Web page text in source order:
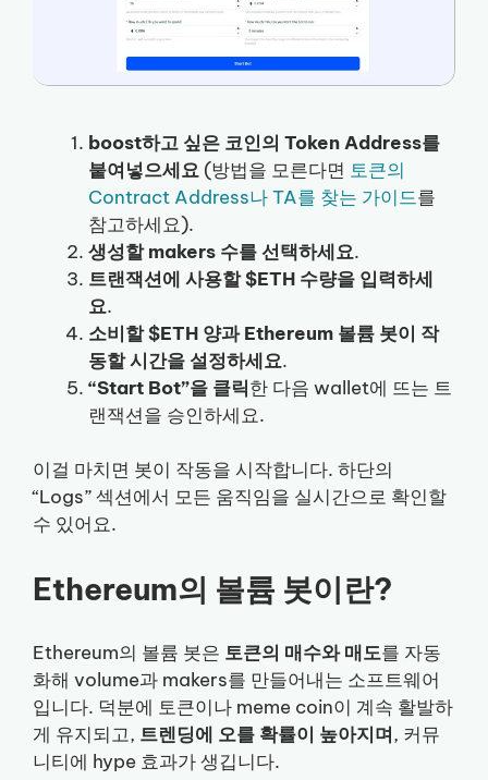
boost하고 싶은 코인의 Token Address를
붙여넣으세요 (방법을 모른다면 토큰의
Contract Address나 TA를 찾는 가이드를
참고하세요).
생성할 makers 수를 선택하세요.
트랜잭션에 사용할 $ETH 수량을 입력하세
요.
소비할 $ETH 양과 Ethereum 볼륨 봇이 작
동할 시간을 설정하세요.
“Start Bot”을 클릭한 다음 wallet에 뜨는 트
랜잭션을 승인하세요.
이걸 마치면 봇이 작동을 시작합니다. 하단의
“Logs” 섹션에서 모든 움직임을 실시간으로 확인할
수 있어요.
Ethereum의 볼륨 봇이란?
Ethereum의 볼륨 봇은 토큰의 매수와 매도를 자동
화해 volume과 makers를 만들어내는 소프트웨어
입니다. 덕분에 토큰이나 meme coin이 계속 활발하
게 유지되고, 트렌딩에 오를 확률이 높아지며, 커뮤
니티에 hype 효과가 생깁니다.